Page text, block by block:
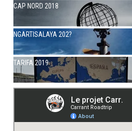
CAP NORD 2018
NGARTISALAYA 202?
TARIFA 2019